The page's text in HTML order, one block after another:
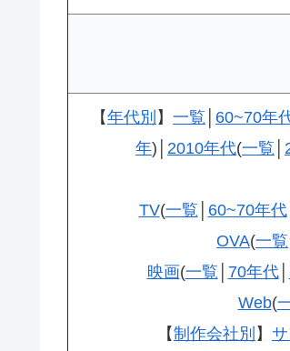
【年代別 】 一覧 60~70年
年)│ 2010年代(一覧
TV(一覧 60~70年代│
OVA(一覧
映画(一覧 70年代│
Web(
【制作会社別 】